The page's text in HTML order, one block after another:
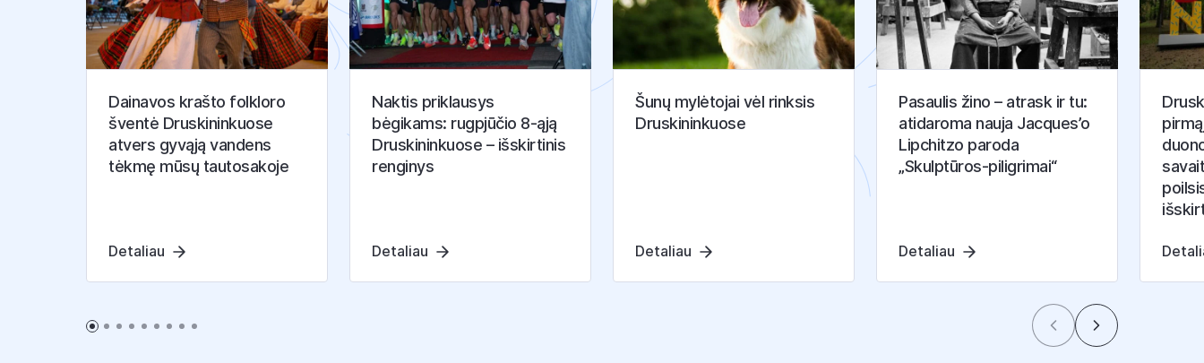
Dainavos krašto folkloro
šventė Druskininkuose
atvers gyvąją vandens
tėkmę mūsų tautosakoje
Detaliau
Naktis priklausys
bėgikams: rugpjūčio 8-ąją
Druskininkuose – išskirtinis
renginys
Detaliau
Šunų mylėtojai vėl rinksis
Druskininkuose
Detaliau
Pasaulis žino – atrask ir tu:
atidaroma nauja Jacques’o
Lipchitzo paroda
„Skulptūros-piligrimai“
Detaliau